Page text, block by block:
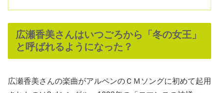
広瀬香美さんはいつごろから「冬の女王」
と呼ばれるようになった？
広瀬香美さんの楽曲がアルペンのＣＭソングに初めて起用